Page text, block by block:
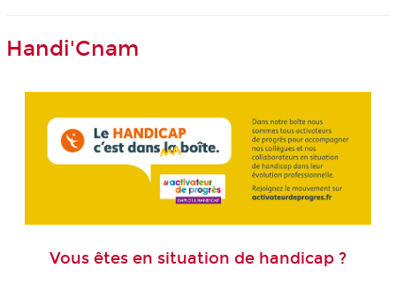
Handi'Cnam
Vous êtes en situation de handicap ?